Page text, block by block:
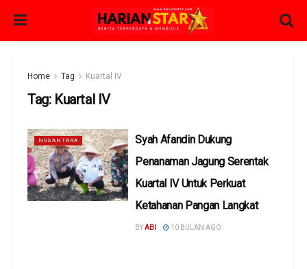
Home Tag Kuartal IV
Tag: Kuartal IV
NUSANTARA
Syah Afandin Dukung
Penanaman Jagung Serentak
Kuartal IV Untuk Perkuat
Ketahanan Pangan Langkat
BYABI 10 BULAN AGO